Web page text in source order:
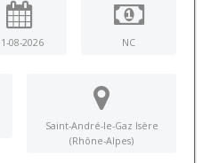
08-2026 NC
Saint-André-le-Gaz Isère
(Rhône-Alpes)